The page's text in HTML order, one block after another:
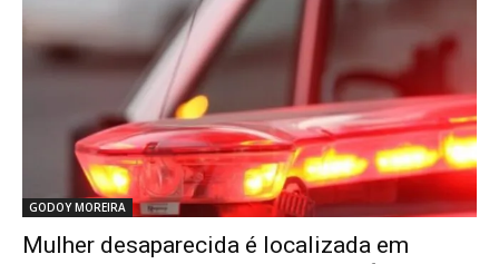
GODOY MOREIRA
Mulher desaparecida é localizada em